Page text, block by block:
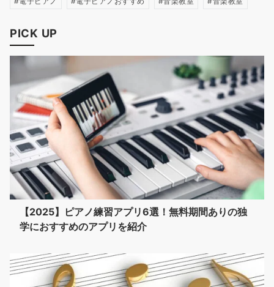
PICK UP
【2025】ピアノ練習アプリ6選！無料期間ありの独
学におすすめのアプリを紹介